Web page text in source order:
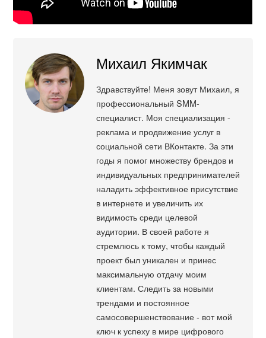
Михаил Якимчак
Здравствуйте! Меня зовут Михаил, я
профессиональный SMM-
специалист. Моя специализация -
реклама и продвижение услуг в
социальной сети ВКонтакте. За эти
годы я помог множеству брендов и
индивидуальных предпринимателей
наладить эффективное присутствие
в интернете и увеличить их
видимость среди целевой
аудитории. В своей работе я
стремлюсь к тому, чтобы каждый
проект был уникален и принес
максимальную отдачу моим
клиентам. Следить за новыми
трендами и постоянное
самосовершенствование - вот мой
ключ к успеху в мире цифрового